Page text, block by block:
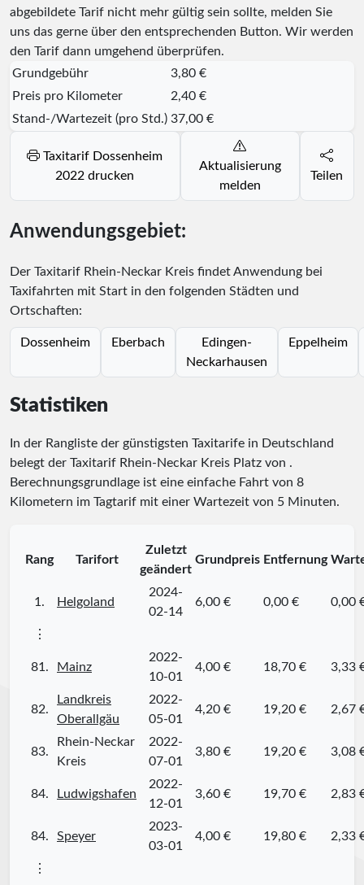
abgebildete Tarif nicht mehr gültig sein sollte, melden Sie
uns das gerne über den entsprechenden Button. Wir werden
den Tarif dann umgehend überprüfen.
Grundgebühr
3,80 €
Preis pro Kilometer
2,40 €
Stand-/Wartezeit (pro Std.) 37,00 €
Taxitarif Dossenheim
2022 drucken
Aktualisierung
melden
Teilen
Anwendungsgebiet:
Der Taxitarif Rhein-Neckar Kreis findet Anwendung bei
Taxifahrten mit Start in den folgenden Städten und
Ortschaften:
Dossenheim Eberbach
Edingen-
Neckarhausen
Eppelheim
Statistiken
In der Rangliste der günstigsten Taxitarife in Deutschland
belegt der Taxitarif Rhein-Neckar Kreis Platz von .
Berechnungsgrundlage ist eine einfache Fahrt von 8
Kilometern im Tagtarif mit einer Wartezeit von 5 Minuten.
Rang Tarifort
Zuletzt
geändert
Grundpreis Entfernung
1. Helgoland
2024-
02-14
6,00 € 0,00 € 0,00
⋮
81. Mainz
2022-
10-01
4,00 € 18,70 € 3,33
82.
Landkreis
Oberallgäu
2022-
05-01
4,20 € 19,20 € 2,67
83.
Rhein-Neckar
Kreis
2022-
07-01
3,80 € 19,20 € 3,08
84. Ludwigshafen
2022-
12-01
3,60 € 19,70 € 2,83
84. Speyer
2023-
03-01
4,00 € 19,80 € 2,33
⋮